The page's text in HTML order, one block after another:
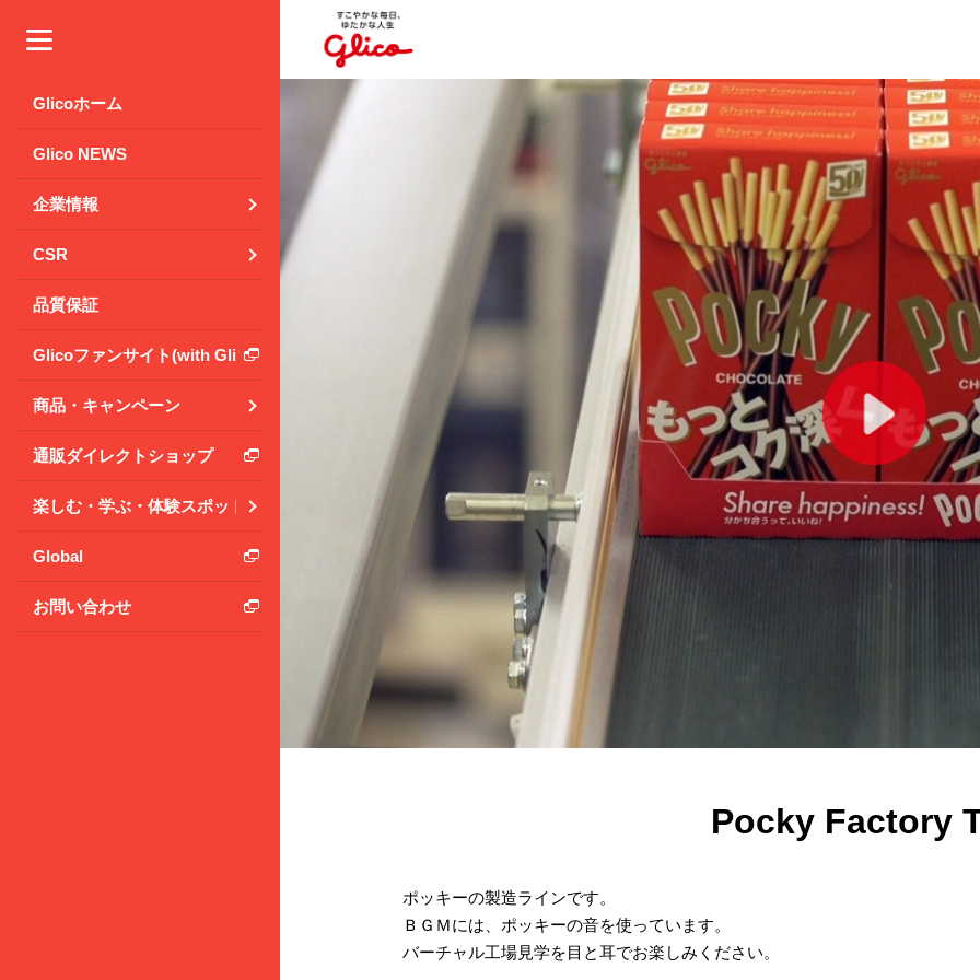
Glicoホーム
Glico NEWS
企業情報
CSR
品質保証
Glicoファンサイト(with Glico Park)
商品・キャンペーン
通販ダイレクトショップ
楽しむ・学ぶ・体験スポット
Global
お問い合わせ
Pocky Factory
ポッキーの製造ラインです。
ＢＧＭには、ポッキーの音を使っています。
バーチャル工場見学を目と耳でお楽しみください。